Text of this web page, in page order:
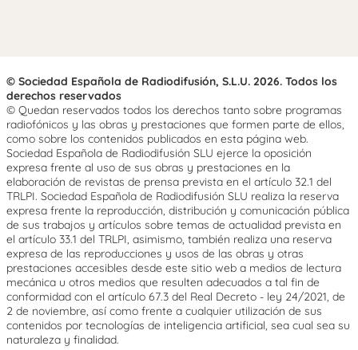
© Sociedad Española de Radiodifusión, S.L.U. 2026. Todos los
derechos reservados
© Quedan reservados todos los derechos tanto sobre programas
radiofónicos y las obras y prestaciones que formen parte de ellos,
como sobre los contenidos publicados en esta página web.
Sociedad Española de Radiodifusión SLU ejerce la oposición
expresa frente al uso de sus obras y prestaciones en la
elaboración de revistas de prensa prevista en el artículo 32.1 del
TRLPI. Sociedad Española de Radiodifusión SLU realiza la reserva
expresa frente la reproducción, distribución y comunicación pública
de sus trabajos y artículos sobre temas de actualidad prevista en
el artículo 33.1 del TRLPI, asimismo, también realiza una reserva
expresa de las reproducciones y usos de las obras y otras
prestaciones accesibles desde este sitio web a medios de lectura
mecánica u otros medios que resulten adecuados a tal fin de
conformidad con el artículo 67.3 del Real Decreto - ley 24/2021, de
2 de noviembre, así como frente a cualquier utilización de sus
contenidos por tecnologías de inteligencia artificial, sea cual sea su
naturaleza y finalidad.